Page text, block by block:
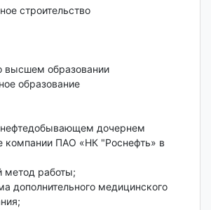
строительство
высшем образовании
образование
нефтедобывающем дочернем
компании ПАО «НК "Роснефть» в
метод работы;
дополнительного медицинского